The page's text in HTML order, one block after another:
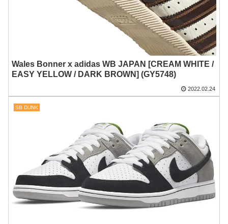
Wales Bonner x adidas WB JAPAN [CREAM WHITE /
EASY YELLOW / DARK BROWN] (GY5748)
2022.02.24
SB DUNK